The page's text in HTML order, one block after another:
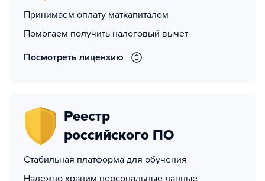
Принимаем оплату маткапиталом
Помогаем получить налоговый вычет
Посмотреть лицензию
Реестр
российского ПО
Стабильная платформа для обучения